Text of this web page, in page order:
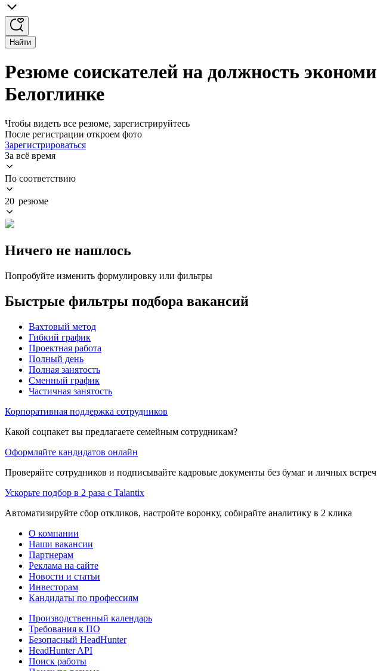
Найти
Резюме соискателей на должность
Белоглинке
Чтобы видеть все резюме, зарегистрируйтесь
После регистрации откроем фото
Зарегистрироваться
За всё время
По соответствию
20 резюме
Ничего не нашлось
Попробуйте изменить формулировку или фильтры
Быстрые фильтры подбора вакансий
Вахтовый метод
Гибкий график
Проектная работа
Полный день
Полная занятость
Сменный график
Частичная занятость
Корпоративная поддержка сотрудников
Какой соцпакет вы предлагаете семейным сотрудникам?
Оформляйте кандидатов онлайн
Проверяйте сотрудников и подписывайте кадровые документы без бумаг и личных встреч
Ускорьте подбор в 2 раза с Talantix
Автоматизируйте сбор откликов, настройте воронку, собирайте аналитику в 2 клика
О компании
Наши вакансии
Партнерам
Реклама на сайте
Новости и статьи
Инвесторам
Кандидаты по профессиям
Производственный календарь
Требования к ПО
Безопасный HeadHunter
HeadHunter API
Поиск работы